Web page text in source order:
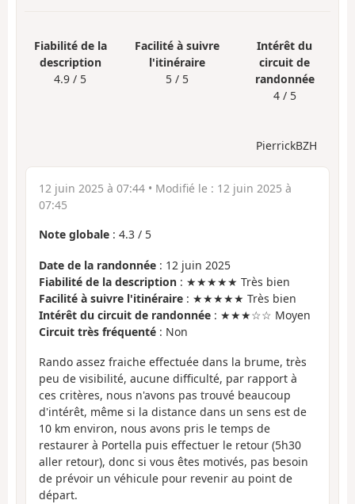
Fiabilité de la
description
4.9 / 5
Facilité à suivre
l'itinéraire
5 / 5
Intérêt du
circuit de
randonnée
4 / 5
PierrickBZH
12 juin 2025 à 07:44 • Modifié le : 12 juin 2025 à
07:45
Note globale : 4.3 / 5
Date de la randonnée : 12 juin 2025
Fiabilité de la description : ★★★★★ Très bien
Facilité à suivre l'itinéraire : ★★★★★ Très bien
Intérêt du circuit de randonnée : ★★★☆☆ Moyen
Circuit très fréquenté : Non
Rando assez fraiche effectuée dans la brume, très
peu de visibilité, aucune difficulté, par rapport à
ces critères, nous n'avons pas trouvé beaucoup
d'intérêt, même si la distance dans un sens est de
10 km environ, nous avons pris le temps de
restaurer à Portella puis effectuer le retour (5h30
aller retour), donc si vous êtes motivés, pas besoin
de prévoir un véhicule pour revenir au point de
départ.